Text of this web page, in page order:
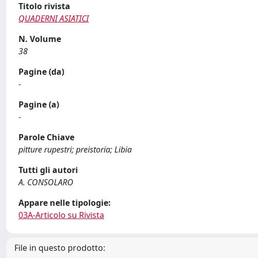
Titolo rivista
QUADERNI ASIATICI
N. Volume
38
Pagine (da)
-
Pagine (a)
-
Parole Chiave
pitture rupestri; preistoria; Libia
Tutti gli autori
A. CONSOLARO
Appare nelle tipologie:
03A-Articolo su Rivista
File in questo prodotto: